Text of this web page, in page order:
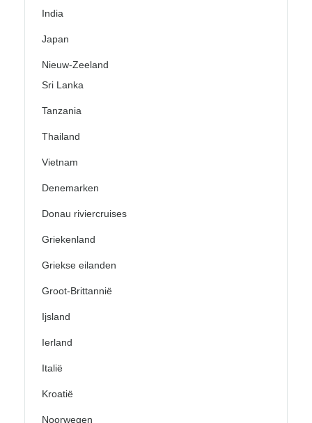
India
Japan
Nieuw-Zeeland
Sri Lanka
Tanzania
Thailand
Vietnam
Denemarken
Donau riviercruises
Griekenland
Griekse eilanden
Groot-Brittannië
Ijsland
Ierland
Italië
Kroatië
Noorwegen